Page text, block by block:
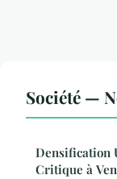
Société —
Densification
Critique à